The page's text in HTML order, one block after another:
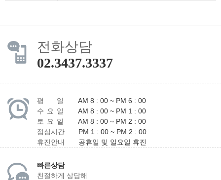
전화상담
02.3437.3337
평 일
AM 8 : 00 ~ PM 6 : 00
수 요 일
AM 8 : 00 ~ PM 1 : 00
토 요 일
AM 8 : 00 ~ PM 2 : 00
점심시간
PM 1 : 00 ~ PM 2 : 00
휴진안내
공휴일 및 일요일 휴진
빠른상담
친절하게 상담해